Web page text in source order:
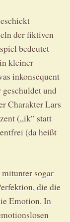
der fiktiven
bedeutet
kleiner
inkonsequent
und
Charakter Lars
(„ik“ statt
(da heißt
sogar
die die
Emotion. In